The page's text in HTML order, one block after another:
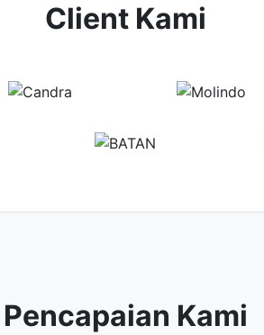
Client Kami
Pencapaian Kami